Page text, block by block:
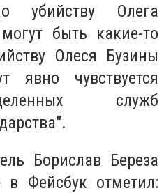
убийству Олега
быть какие-то
Олеся Бузины
явно чувствуется
служб
Борислав Береза
в Фейсбук отметил: